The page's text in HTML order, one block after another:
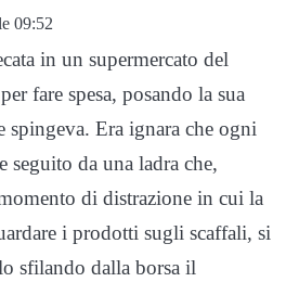
09:52
in un supermercato del
per fare spesa, posando la sua
spingeva. Era ignara che ogni
seguito da una ladra che,
di distrazione in cui la
i prodotti sugli scaffali, si
sfilando dalla borsa il